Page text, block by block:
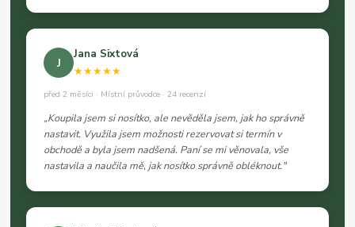
J
Jana Sixtová
★★★★★
před 2 měsíci · Místní průvodce · 24 recenzí
„Koupila jsem si nosítko, ale nevěděla jsem, jak ho správně
nastavit. Využila jsem možnosti rezervovat si termín v
obchodě a byla jsem nadšená. Paní se mi věnovala, vše
nastavila a naučila mě, jak nosítko správně obléknout."